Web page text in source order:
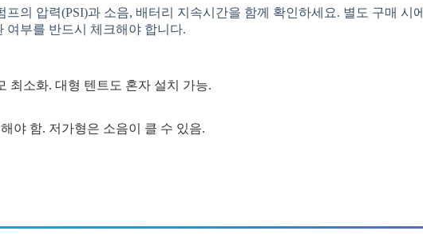
의 압력(PSI)과 소음, 배터리 지속시간을 함께 확인하세요. 별도 구매 시에
여부를 반드시 체크해야 합니다.
최소화. 대형 텐트도 혼자 설치 가능.
야 함. 저가형은 소음이 클 수 있음.